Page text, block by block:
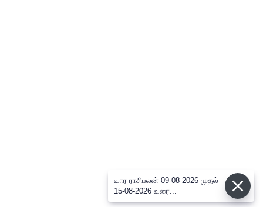
வார ராசிபலன் 09-08-2026 முதல்
15-08-2026 வரை...